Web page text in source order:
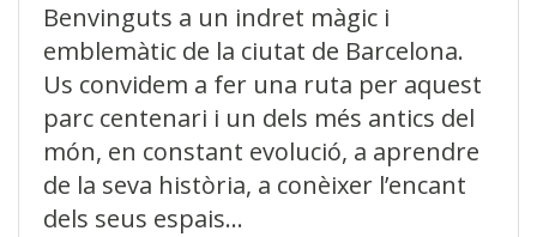
Benvinguts a un indret màgic i
emblemàtic de la ciutat de Barcelona.
Us convidem a fer una ruta per aquest
parc centenari i un dels més antics del
món, en constant evolució, a aprendre
de la seva història, a conèixer l’encant
dels seus espais...